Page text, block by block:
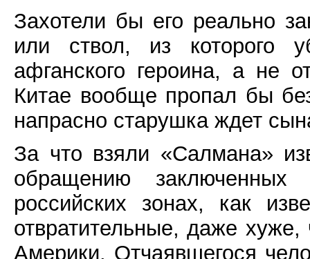
Захотели бы его реально
или ствол, из которого
афганского героина, а не
Китае вообще пропал бы
напрасно старушка ждет
За что взяли «Салмана»
обращению
российских зонах, как
отвратительные, даже
Америки. Отчаявшегося